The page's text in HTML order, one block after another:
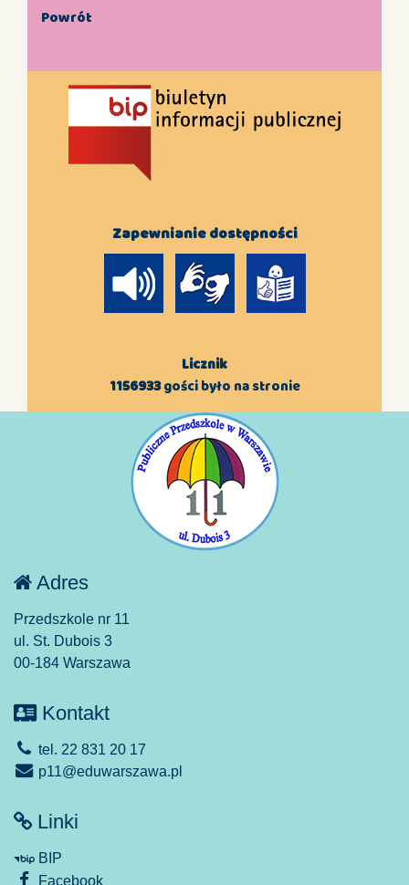
Powrót
Zapewnianie dostępności
Licznik
1156933gości było na stronie
Adres
Przedszkole nr 11
ul. St. Dubois 3
00-184 Warszawa
Kontakt
tel. 22 831 20 17
p11@eduwarszawa.pl
Linki
BIP
Facebook